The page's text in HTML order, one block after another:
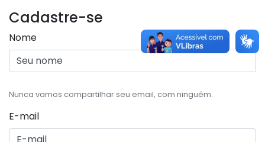
Cadastre-se
Nome
Nunca vamos compartilhar seu email, com ninguém.
E-mail